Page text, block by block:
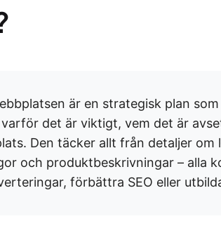
är en strategisk plan
varför det är viktigt, vem det är
Den täcker allt från detaljer om
och produktbeskrivningar – alla
förbättra SEO eller